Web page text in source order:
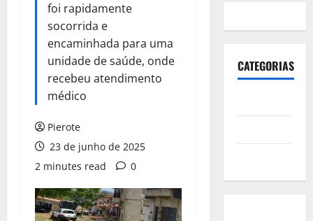
foi rapidamente
socorrida e
encaminhada para uma
unidade de saúde, onde
recebeu atendimento
médico
Pierote
23 de junho de 2025
2 minutes read
0
CATEGORIAS